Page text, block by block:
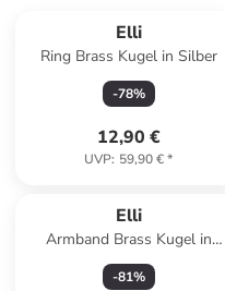
Elli
Ring Brass Kugel in Silber
-78%
12,90 €
UVP: 59,90 €*
Elli
Armband Brass Kugel in
Silber
-81%